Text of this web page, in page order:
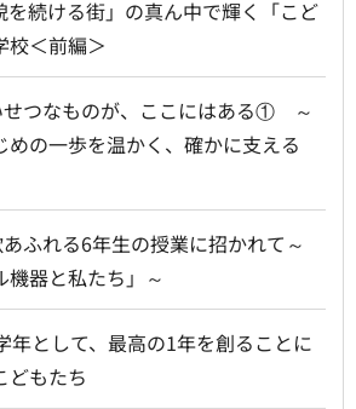
を続ける街」の真ん中で輝く「こど
校＜前編＞
つなものが、ここにはある① ～
めの一歩を温かく、確かに支える
ふれる6年生の授業に招かれて～
機器と私たち」～
として、最高の1年を創ることに
どもたち